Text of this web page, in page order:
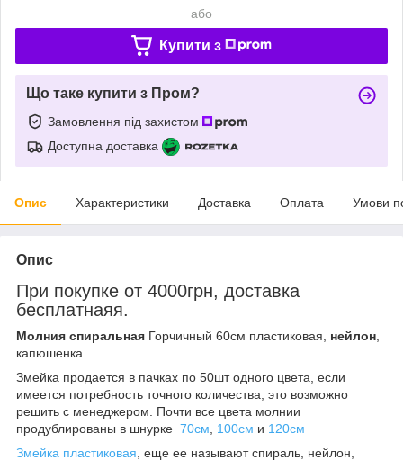
або
Купити з
Що таке купити з Пром?
Замовлення під захистом
Доступна доставка
Опис Характеристики Доставка Оплата Умови
Опис
При покупке от 4000грн, доставка
бесплатнаяя.
Молния спиральная Горчичный 60см пластиковая, нейлон
капюшенка
Змейка продается в пачках по 50шт одного цвета, если
имеется потребность точного количества, это возможно
решить с менеджером. Почти все цвета молнии
продублированы в шнурке 70см 100см и 120см
Змейка пластиковая , еще ее называют спираль, нейлон,